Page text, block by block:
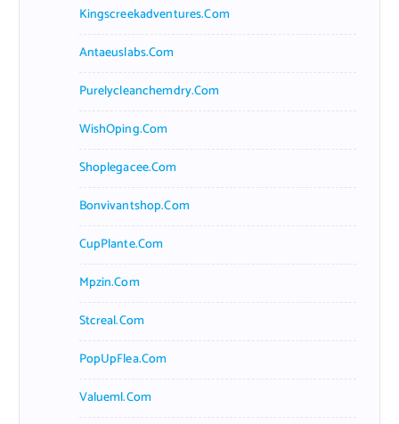
Kingscreekadventures.com
Antaeuslabs.com
Purelycleanchemdry.com
WishOping.com
Shoplegacee.com
Bonvivantshop.com
CupPlante.com
Mpzin.com
Stcreal.com
PopUpFlea.com
Valueml.com